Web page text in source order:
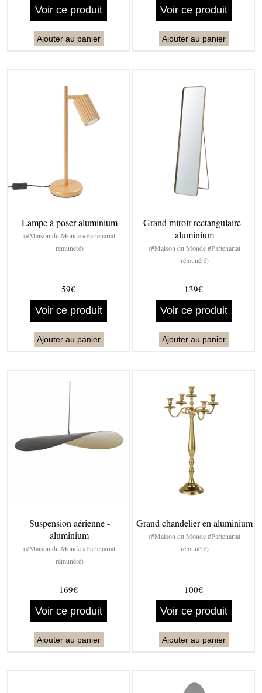
Voir ce produit
Ajouter au panier
Voir ce produit
Ajouter au panier
Lampe à poser aluminium
(#Maison du Monde #Partenariat
rémunéré)
59€
Voir ce produit
Ajouter au panier
Grand miroir rectangulaire -
aluminium
(#Maison du Monde #Partenariat
rémunéré)
139€
Voir ce produit
Ajouter au panier
Suspension aérienne -
aluminium
(#Maison du Monde #Partenariat
rémunéré)
169€
Voir ce produit
Ajouter au panier
Grand chandelier en aluminium
(#Maison du Monde #Partenariat
rémunéré)
100€
Voir ce produit
Ajouter au panier